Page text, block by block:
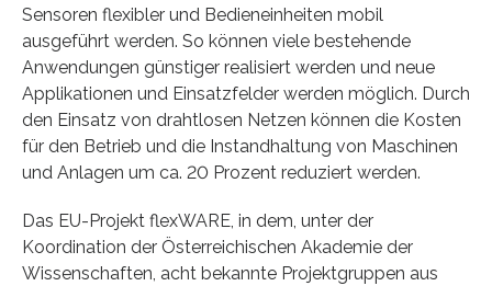
Sensoren flexibler und Bedieneinheiten mobil
ausgeführt werden. So können viele bestehende
Anwendungen günstiger realisiert werden und neue
Applikationen und Einsatzfelder werden möglich. Durch
den Einsatz von drahtlosen Netzen können die Kosten
für den Betrieb und die Instandhaltung von Maschinen
und Anlagen um ca. 20 Prozent reduziert werden.
Das EU-Projekt flexWARE, in dem, unter der
Koordination der Österreichischen Akademie der
Wissenschaften, acht bekannte Projektgruppen aus